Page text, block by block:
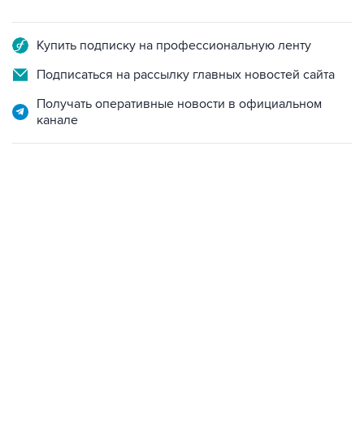
Купить подписку на профессиональную ленту
Подписаться на рассылку главных новостей сайта
Получать оперативные новости в официальном
канале